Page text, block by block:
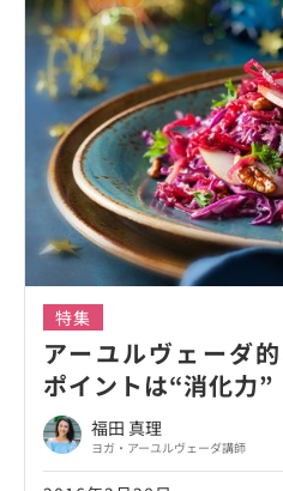
特集
アーユルヴェーダ
ポイントは“消化力”
福田 真理
ヨガ・アーユルヴェーダ講師